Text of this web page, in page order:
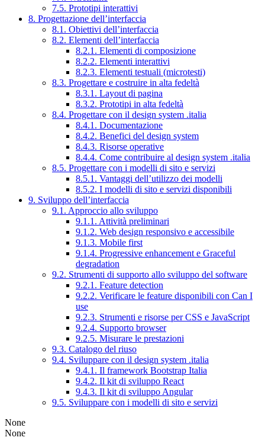
7.5. Prototipi interattivi
8. Progettazione dell’interfaccia
8.1. Obiettivi dell’interfaccia
8.2. Elementi dell’interfaccia
8.2.1. Elementi di composizione
8.2.2. Elementi interattivi
8.2.3. Elementi testuali (microtesti)
8.3. Progettare e costruire in alta fedeltà
8.3.1. Layout di pagina
8.3.2. Prototipi in alta fedeltà
8.4. Progettare con il design system .italia
8.4.1. Documentazione
8.4.2. Benefici del design system
8.4.3. Risorse operative
8.4.4. Come contribuire al design system .italia
8.5. Progettare con i modelli di sito e servizi
8.5.1. Vantaggi dell’utilizzo dei modelli
8.5.2. I modelli di sito e servizi disponibili
9. Sviluppo dell’interfaccia
9.1. Approccio allo sviluppo
9.1.1. Attività preliminari
9.1.2. Web design responsivo e accessibile
9.1.3. Mobile first
9.1.4. Progressive enhancement e Graceful
degradation
9.2. Strumenti di supporto allo sviluppo del software
9.2.1. Feature detection
9.2.2. Verificare le feature disponibili con Can I
use
9.2.3. Strumenti e risorse per CSS e JavaScript
9.2.4. Supporto browser
9.2.5. Misurare le prestazioni
9.3. Catalogo del riuso
9.4. Sviluppare con il design system .italia
9.4.1. Il framework Bootstrap Italia
9.4.2. Il kit di sviluppo React
9.4.3. Il kit di sviluppo Angular
9.5. Sviluppare con i modelli di sito e servizi
None
None